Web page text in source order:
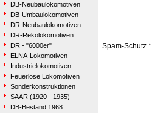
DB-Neubaulokomotiven
DB-Umbaulokomotiven
DR-Neubaulokomotiven
DR-Rekolokomotiven
DR - "6000er"
ELNA-Lokomotiven
Industrielokomotiven
Feuerlose Lokomotiven
Sonderkonstruktionen
SAAR (1920 - 1935)
DB-Bestand 1968
Spam-Schutz *